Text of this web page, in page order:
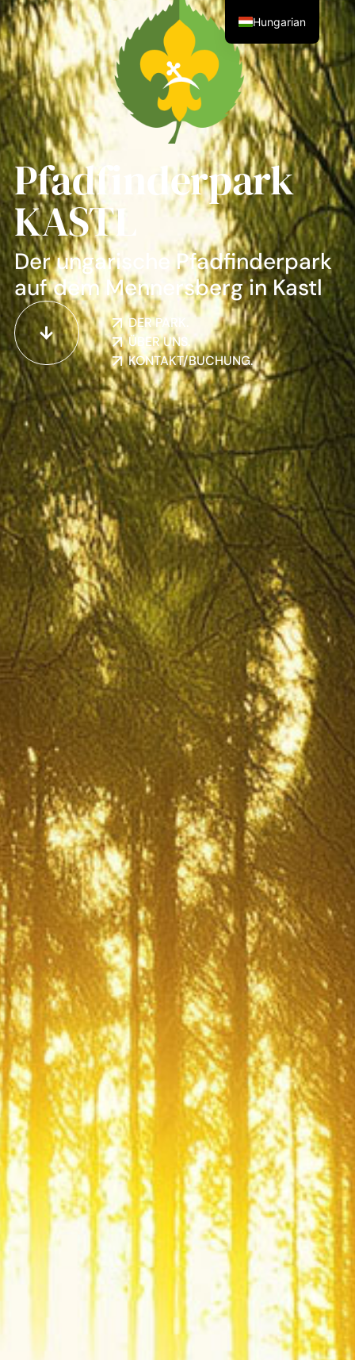
Pfadfinder­park
KASTL
Der ungarische Pfadfinderpark
auf dem Mennersberg in Kastl
DER PARK.​
ÜBER UNS.
KONTAKT/BUCHUNG.
Hungarian